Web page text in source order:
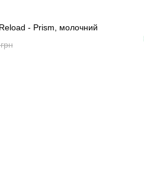
- Prism, молочний